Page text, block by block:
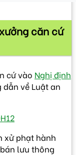
căn cứ
cứ vào Nghị định
về Luật an
xử phạt hành
lưu thông